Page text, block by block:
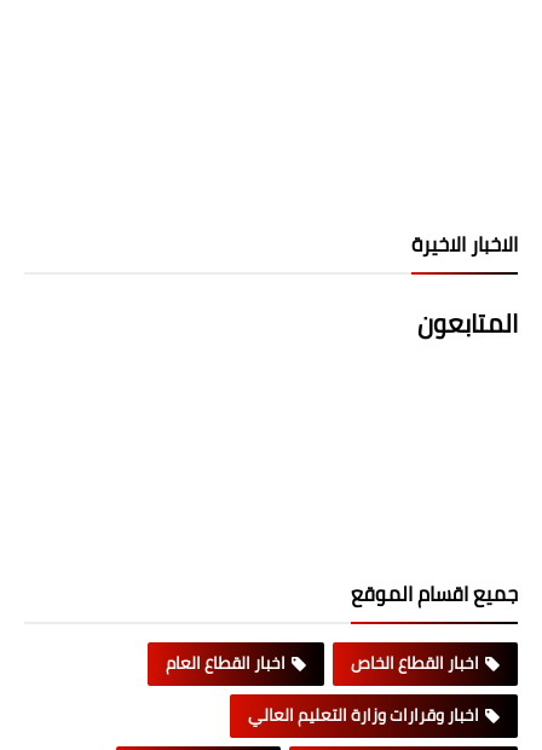
الاخبار الاخيرة
المتابعون
جميع اقسام الموقع
اخبار القطاع الخاص
اخبار القطاع العام
اخبار وقرارات وزارة التعليم العالي